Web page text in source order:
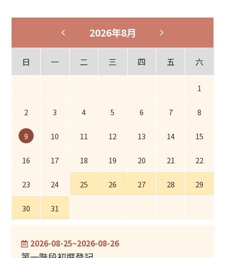
2026年8月
日 一 二 三 四 五 六
1
2 3 4 5 6 7 8
9 10 11 12 13 14 15
16 17 18 19 20 21 22
23 24 25 26 27 28 29
30 31
2026-08-25~2026-08-26